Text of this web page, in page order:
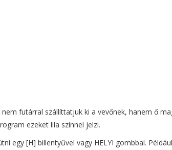
futárral szállíttatjuk ki a vevőnek, hanem ő
ezeket lila színnel jelzi.
egy [H] billentyűvel vagy HELYI gombbal.